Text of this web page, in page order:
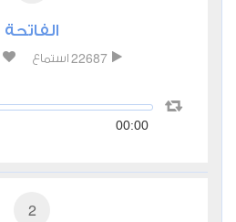
الفاتحة
22687 استماع
00:00
2